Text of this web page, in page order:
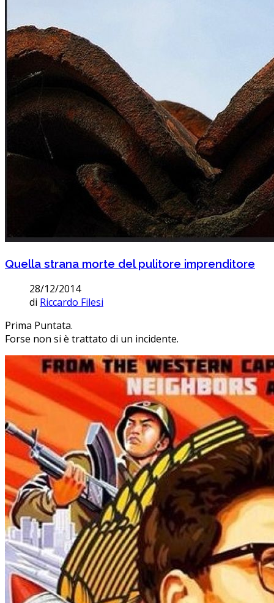
Quella strana morte del pulitore imprenditore
28/12/2014
di Riccardo Filesi
Prima Puntata.
Forse non si è trattato di un incidente.